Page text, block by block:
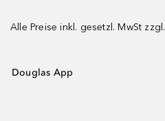
Alle Preise inkl. gesetzl. MwSt zzgl.
Douglas App